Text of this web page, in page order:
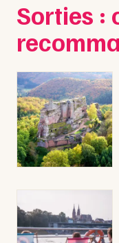
Sorties :